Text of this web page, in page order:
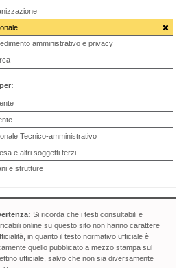
amministrativo e privacy
Tecnico-amministrativo
e altri soggetti terzi
e strutture
Si ricorda che i testi consultabili e
online su questo sito non hanno carattere
in quanto il testo normativo ufficiale è
quello pubblicato a mezzo stampa sul
ufficiale, salvo che non sia diversamente